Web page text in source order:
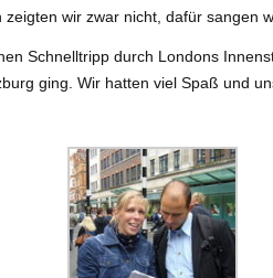
wir zwar nicht, dafür sangen
Schnelltripp durch Londons
ging. Wir hatten viel Spaß und